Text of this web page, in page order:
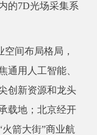
的7D光场采集系
间布局格局，
通用人工智能、
创新资源和龙头
载地；北京经开
箭大街”商业航